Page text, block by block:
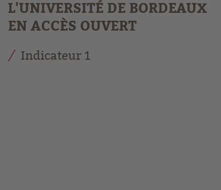
L'UNIVERSITÉ DE BORDEAUX
EN ACCÈS OUVERT
Indicateur 1